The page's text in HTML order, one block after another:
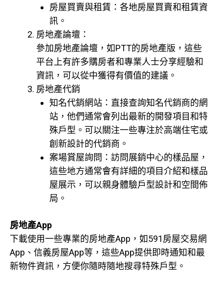
房屋買賣與租賃：各地房屋買賣和租賃資
訊。
房地產論壇：
參加房地產論壇，如PTT的房地產版，這些
平台上有許多購房者和專業人士分享經驗和
資訊，可以從中獲得有價值的建議。
房地產代銷
知名代銷網站：直接查詢知名代銷商的網
站，他們通常會列出最新的開發項目和特
殊戶型。可以關注一些專注於高端住宅或
創新設計的代銷商。
案場賞屋詢問：訪問展銷中心的樣品屋，
這些地方通常會有詳細的項目介紹和樣品
屋展示，可以親身體驗戶型設計和空間佈
局。
房地產App
下載使用一些專業的房地產App，如591房屋交易網
App、信義房屋App等，這些App提供即時通知和最
新物件資訊，方便你隨時隨地搜尋特殊戶型。